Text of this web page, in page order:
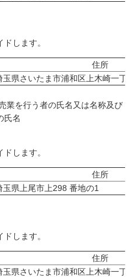
します。
住所
玉県さいたま市浦和区上木崎一丁
を行う者の氏名又は名称及び
氏名
します。
住所
玉県上尾市上298 番地の1
します。
住所
玉県さいたま市浦和区上木崎一丁